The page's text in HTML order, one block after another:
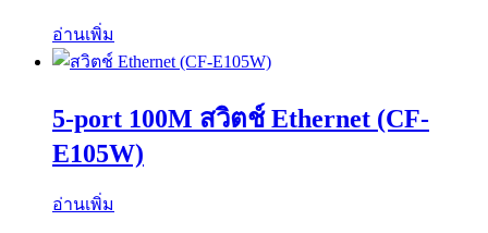
อ่านเพิ่ม
5-port 100M​​ สวิตช์ Ethernet (CF-
E105W)
อ่านเพิ่ม